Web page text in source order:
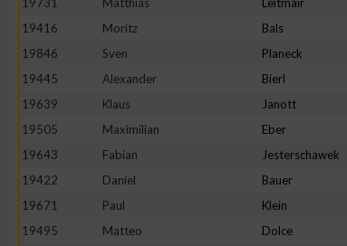
19416
Moritz Bals
19846
Sven Planeck
19445
Alexander Bierl
19639
Klaus Janott
19505
Maximilian Eber
19643
Fabian Jesterschawek
19422
Daniel Bauer
19671
Paul Klein
19495
Matteo Dolce
Erstellung von Profilen zur Personalisierung von
Messung der Werbeleistung
Messung der Performance von Inhalten